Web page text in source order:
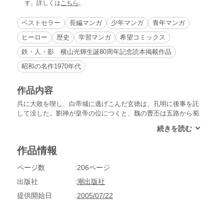
す。詳しくはこちら 。
ベストセラー 長編マンガ 少年マンガ
青年マンガ
ヒーロー
歴史 学習マンガ
希望コミックス
鉄・人・影 横山光輝生誕80周年記念読本掲載作品
昭和の名作1970年代
作品内容
呉に大敗を喫し、白帝城に逃げこんだ玄徳は、孔明に後事を託
して没した。劉禅が皇帝の位につくと、魏の曹丕は五路から蜀
り、劉禅を安心させる。残る一路、呉との国交回復の使者に抜
油を煮えたぎらせ、使者の到着を待っていた。
作品情報
ページ数
206ページ
出版社
潮出版社
提供開始日
2005/07/22